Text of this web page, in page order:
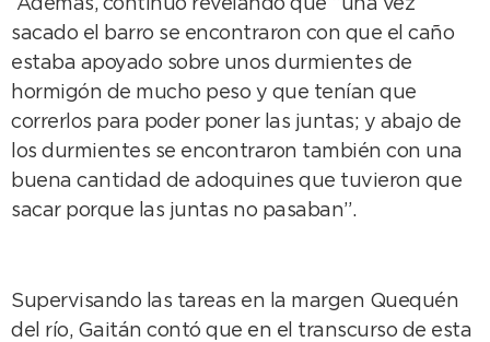
Además, continuó revelando que “una vez
sacado el barro se encontraron con que el caño
estaba apoyado sobre unos durmientes de
hormigón de mucho peso y que tenían que
correrlos para poder poner las juntas; y abajo de
los durmientes se encontraron también con una
buena cantidad de adoquines que tuvieron que
sacar porque las juntas no pasaban”.
Supervisando las tareas en la margen Quequén
del río, Gaitán contó que en el transcurso de esta